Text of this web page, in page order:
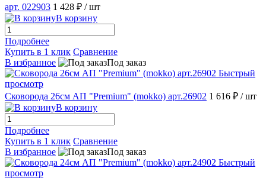
арт. 022903 1 428 ₽ / шт
В корзину
Подробнее
Купить в 1 клик Сравнение
В избранное
Под заказ
Быстрый
просмотр
Сковорода 26см АП "Premium" (mokko) арт.26902 1 616 ₽ / шт
В корзину
Подробнее
Купить в 1 клик Сравнение
В избранное
Под заказ
Быстрый
просмотр